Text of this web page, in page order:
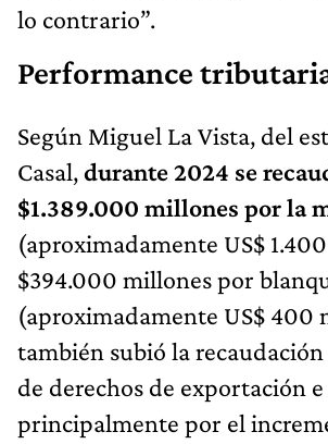
lo contrario”.
Performance
Según Miguel La Vista, del
Casal,durante 2024 se
$1.389.000 millones por la
(aproximadamente US$
$394.000 millones por
(aproximadamente US$ 400
también subió la
de derechos de exportación
principalmente por el